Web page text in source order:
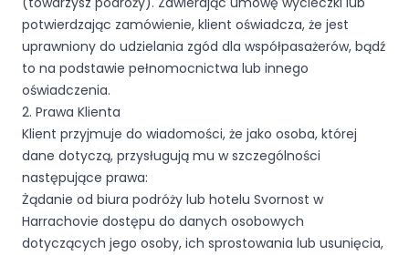
potwierdzając zamówienie, klient oświadcza, że jest
uprawniony do udzielania zgód dla współpasażerów, bądź
to na podstawie pełnomocnictwa lub innego
oświadczenia.
2. Prawa Klienta
Klient przyjmuje do wiadomości, że jako osoba, której
dane dotyczą, przysługują mu w szczególności
następujące prawa:
Żądanie od biura podróży lub hotelu Svornost w
Harrachovie dostępu do danych osobowych
dotyczących jego osoby, ich sprostowania lub usunięcia,